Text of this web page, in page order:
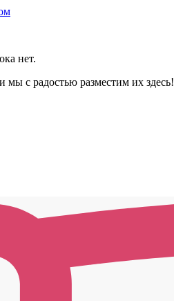
нет.
мы с радостью разместим их здесь!